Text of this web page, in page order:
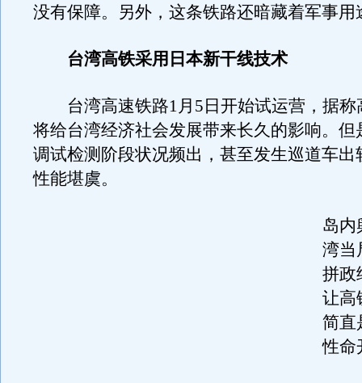
没有保障。另外，这条铁路还暗藏着军事用
台湾高铁采用日本新干线技术
台湾高速铁路1月5日开始试运营，据称
将给台湾经济社会发展带来长久的影响。但
调试检测阶段状况频出，甚至发生巡道车出
性能堪虞。
岛内
湾当
拼政
让高
简直
性命